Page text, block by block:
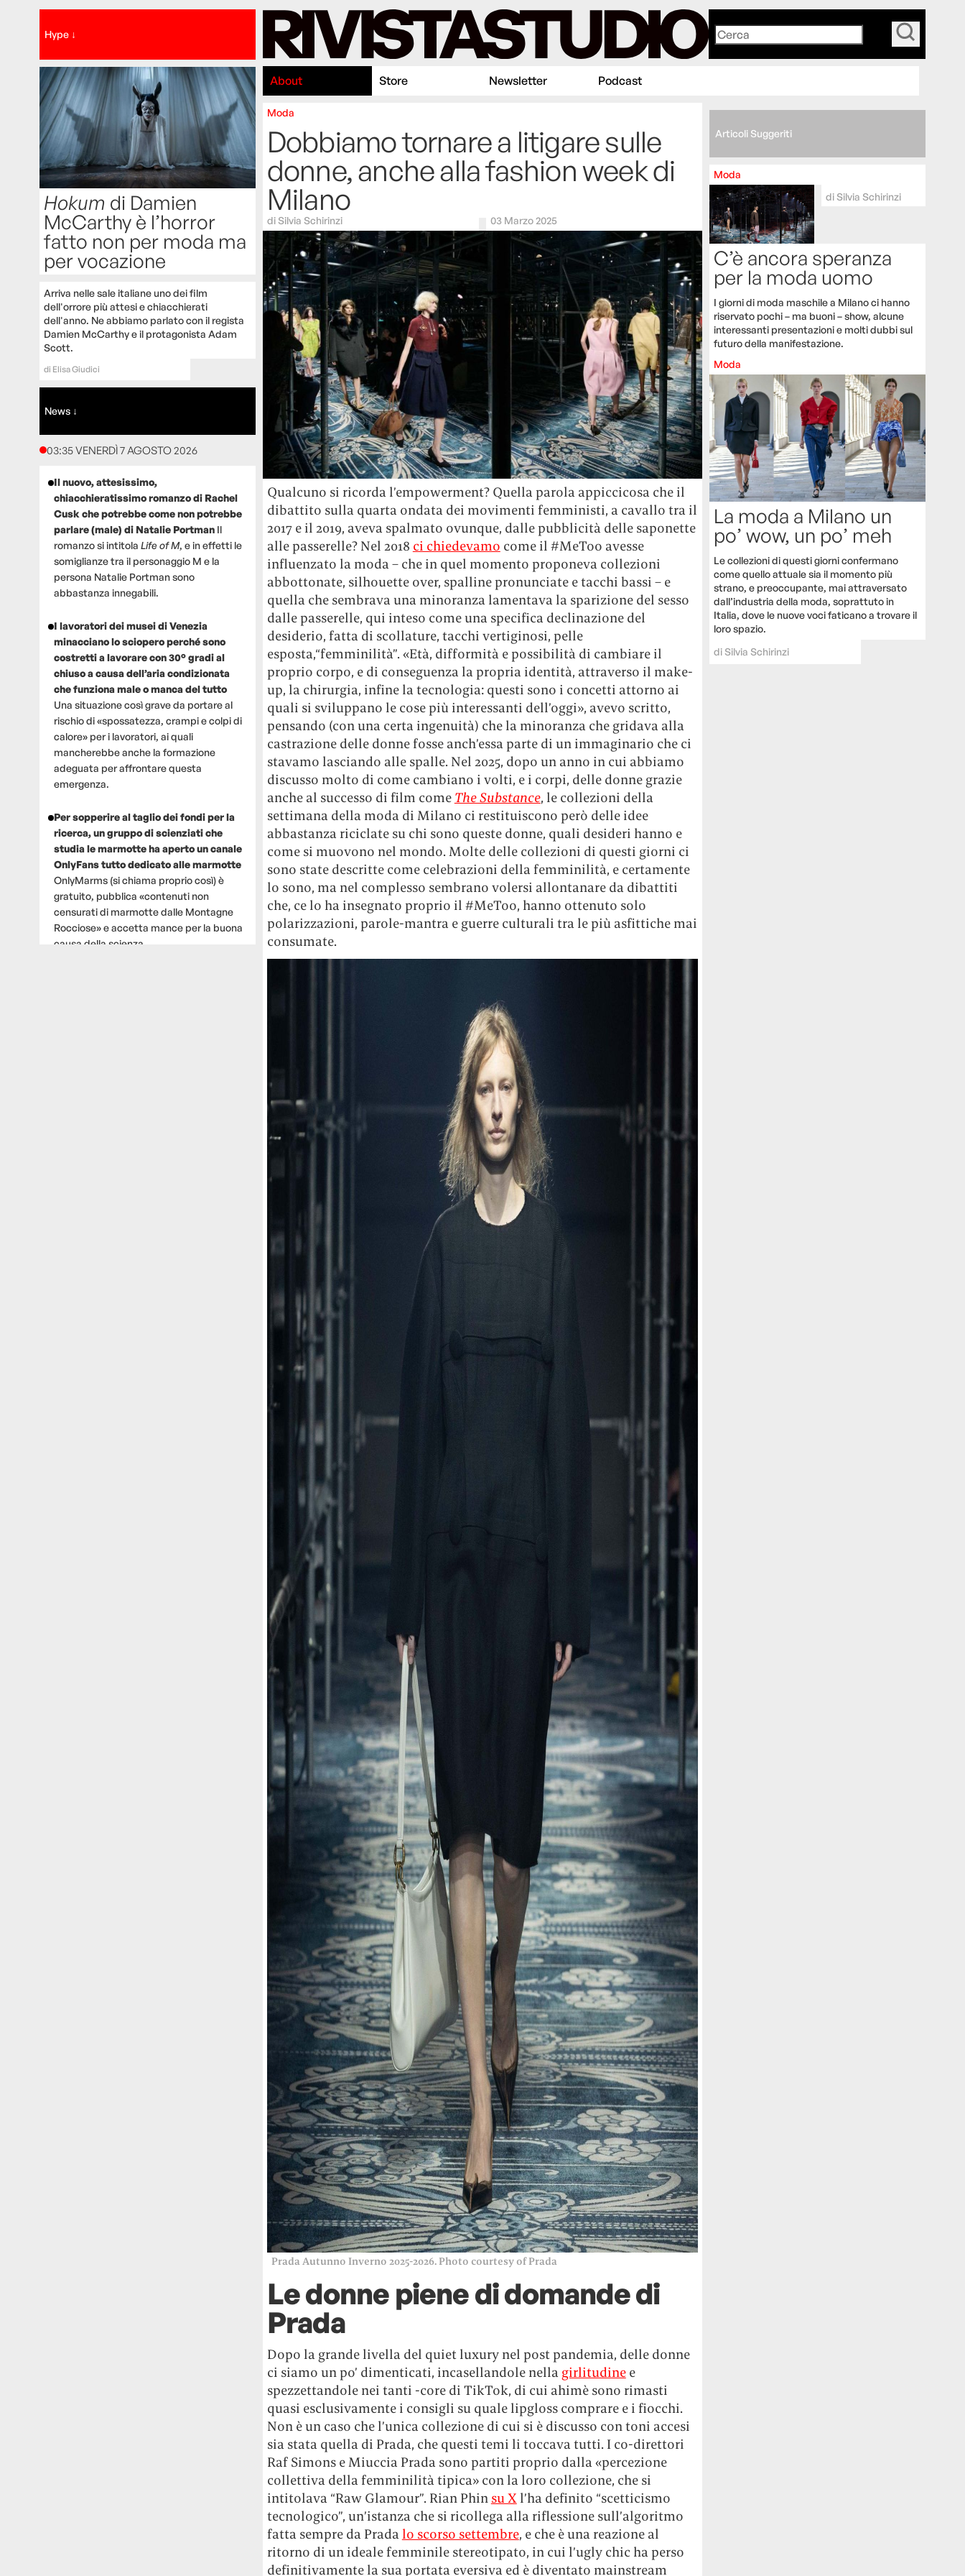
Hype ↓
Hokum di Damien
McCarthy è l’horror
fatto non per moda ma
per vocazione
Arriva nelle sale italiane uno dei film
dell'orrore più attesi e chiacchierati
dell'anno. Ne abbiamo parlato con il regista
Damien McCarthy e il protagonista Adam
Scott.
di Elisa Giudici
News ↓
03:35 VENERDÌ 7 AGOSTO 2026
Il nuovo, attesissimo,
chiacchieratissimo romanzo di Rachel
Cusk che potrebbe come non potrebbe
parlare (male) di Natalie Portman Il
romanzo si intitola Life of M, e in effetti le
somiglianze tra il personaggio M e la
persona Natalie Portman sono
abbastanza innegabili.
I lavoratori dei musei di Venezia
minacciano lo sciopero perché sono
costretti a lavorare con 30° gradi al
chiuso a causa dell’aria condizionata
che funziona male o manca del tutto
Una situazione così grave da portare al
rischio di «spossatezza, crampi e colpi di
calore» per i lavoratori, ai quali
mancherebbe anche la formazione
adeguata per affrontare questa
emergenza.
Per sopperire al taglio dei fondi per la
ricerca, un gruppo di scienziati che
studia le marmotte ha aperto un canale
OnlyFans tutto dedicato alle marmotte
OnlyMarms (si chiama proprio così) è
gratuito, pubblica «contenuti non
censurati di marmotte dalle Montagne
Rocciose» e accetta mance per la buona
causa della scienza.
About Store Newsletter Podcast
Moda
Dobbiamo tornare a litigare sulle
donne, anche alla fashion week di
Milano
diSilvia Schirinzi 03 Marzo 2025
Qualcuno si ricorda l’empowerment? Quella parola appiccicosa che il
dibattito sulla quarta ondata dei movimenti femministi, a cavallo tra il
2017 e il 2019, aveva spalmato ovunque, dalle pubblicità delle saponette
alle passerelle? Nel 2018 ci chiedevamo come il #MeToo avesse
influenzato la moda – che in quel momento proponeva collezioni
abbottonate, silhouette over, spalline pronunciate e tacchi bassi – e
quella che sembrava una minoranza lamentava la sparizione del sesso
dalle passerelle, qui inteso come una specifica declinazione del
desiderio, fatta di scollature, tacchi vertiginosi, pelle
esposta,“femminilità”. «Età, difformità e possibilità di cambiare il
proprio corpo, e di conseguenza la propria identità, attraverso il make-
up, la chirurgia, infine la tecnologia: questi sono i concetti attorno ai
quali si sviluppano le cose più interessanti dell’oggi», avevo scritto,
pensando (con una certa ingenuità) che la minoranza che gridava alla
castrazione delle donne fosse anch’essa parte di un immaginario che ci
stavamo lasciando alle spalle. Nel 2025, dopo un anno in cui abbiamo
discusso molto di come cambiano i volti, e i corpi, delle donne grazie
anche al successo di film come The Substance, le collezioni della
settimana della moda di Milano ci restituiscono però delle idee
abbastanza riciclate su chi sono queste donne, quali desideri hanno e
come si muovono nel mondo. Molte delle collezioni di questi giorni ci
sono state descritte come celebrazioni della femminilità, e certamente
lo sono, ma nel complesso sembrano volersi allontanare da dibattiti
che, ce lo ha insegnato proprio il #MeToo, hanno ottenuto solo
polarizzazioni, parole-mantra e guerre culturali tra le più asfittiche mai
consumate.
Prada Autunno Inverno 2025-2026. Photo courtesy of Prada
Le donne piene di domande di
Prada
Dopo la grande livella del quiet luxury nel post pandemia, delle donne
ci siamo un po’ dimenticati, incasellandole nella girlitudinee
spezzettandole nei tanti -core di TikTok, di cui ahimè sono rimasti
quasi esclusivamente i consigli su quale lipgloss comprare e i fiocchi.
Non è un caso che l’unica collezione di cui si è discusso con toni accesi
sia stata quella di Prada, che questi temi li toccava tutti. I co-direttori
Raf Simons e Miuccia Prada sono partiti proprio dalla «percezione
collettiva della femminilità tipica» con la loro collezione, che si
intitolava “Raw Glamour”. Rian Phin su Xl’ha definito “scetticismo
tecnologico”, un’istanza che si ricollega alla riflessione sull’algoritmo
fatta sempre da Prada lo scorso settembre, e che è una reazione al
ritorno di un ideale femminile stereotipato, in cui l’ugly chic ha perso
definitivamente la sua portata eversiva ed è diventato mainstream
Articoli Suggeriti
Moda
diSilvia Schirinzi
C’è ancora speranza
per la moda uomo
I giorni di moda maschile a Milano ci hanno
riservato pochi – ma buoni – show, alcune
interessanti presentazioni e molti dubbi sul
futuro della manifestazione.
Moda
La moda a Milano un
po’ wow, un po’ meh
Le collezioni di questi giorni confermano
come quello attuale sia il momento più
strano, e preoccupante, mai attraversato
dall’industria della moda, soprattuto in
Italia, dove le nuove voci faticano a trovare il
loro spazio.
diSilvia Schirinzi